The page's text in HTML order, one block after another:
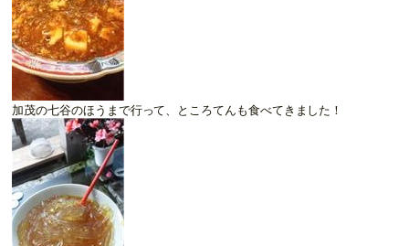
加茂の七谷のほうまで行って、ところてんも食べてきました！